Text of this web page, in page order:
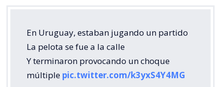
En Uruguay, estaban jugando un partido
La pelota se fue a la calle
Y terminaron provocando un choque
múltiple pic.twitter.com/k3yxS4Y4MG